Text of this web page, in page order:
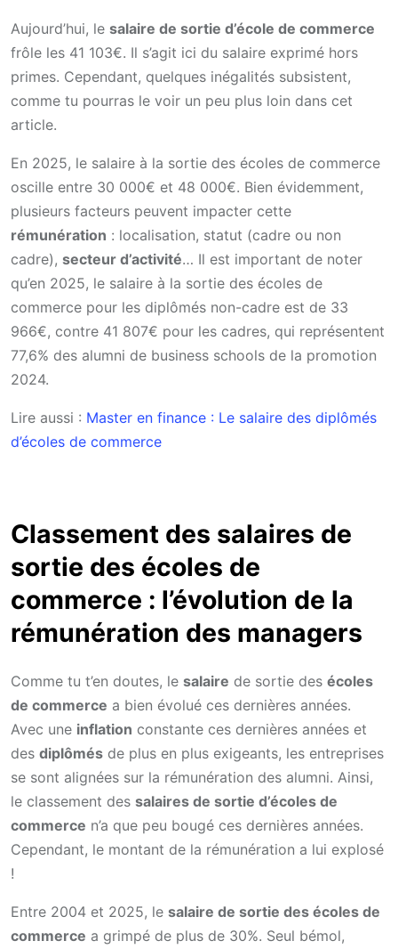
Aujourd’hui, le salaire de sortie d’école de commerce
frôle les 41 103€. Il s’agit ici du salaire exprimé hors
primes. Cependant, quelques inégalités subsistent,
comme tu pourras le voir un peu plus loin dans cet
article.
En 2025, le salaire à la sortie des écoles de commerce
oscille entre 30 000€ et 48 000€. Bien évidemment,
plusieurs facteurs peuvent impacter cette
rémunération : localisation, statut (cadre ou non
cadre), secteur d’activité… Il est important de noter
qu’en 2025, le salaire à la sortie des écoles de
commerce pour les diplômés non-cadre est de 33
966€, contre 41 807€ pour les cadres, qui représentent
77,6% des alumni de business schools de la promotion
2024.
Lire aussi : Master en finance : Le salaire des diplômés
d’écoles de commerce
Classement des salaires de
sortie des écoles de
commerce : l’évolution de la
rémunération des managers
Comme tu t’en doutes, le salaire de sortie des écoles
de commerce a bien évolué ces dernières années.
Avec une inflation constante ces dernières années et
des diplômés de plus en plus exigeants, les entreprises
se sont alignées sur la rémunération des alumni. Ainsi,
le classement des salaires de sortie d’écoles de
commerce n’a que peu bougé ces dernières années.
Cependant, le montant de la rémunération a lui explosé
!
Entre 2004 et 2025, le salaire de sortie des écoles de
commerce a grimpé de plus de 30%. Seul bémol,